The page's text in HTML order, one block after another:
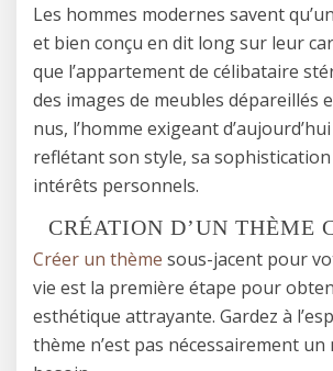
Les hommes modernes savent
et bien conçu en dit long sur leur
que l’appartement de célibataire
des images de meubles dépareillés
nus, l’homme exigeant
reflétant son style, sa sophistication
intérêts personnels.
CRÉATION D’UN THÈME
Créer un thème sous-jacent pour
vie est la première étape pour
esthétique attrayante. Gardez à
thème n’est pas nécessairement un